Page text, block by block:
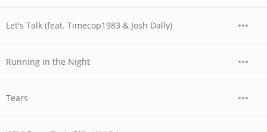
Let's Talk (feat. Timecop1983 & Josh Dally)
Running in the Night
Tears